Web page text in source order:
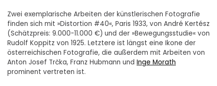
Zwei exemplarische Arbeiten der künstlerischen Fotografie
finden sich mit »Distortion #40«, Paris 1933, von André Kertész
(Schätzpreis: 9.000-11.000 €) und der »Bewegungsstudie« von
Rudolf Koppitz von 1925. Letztere ist längst eine Ikone der
österreichischen Fotografie, die außerdem mit Arbeiten von
Anton Josef Trčka, Franz Hubmann und Inge Morath
prominent vertreten ist.